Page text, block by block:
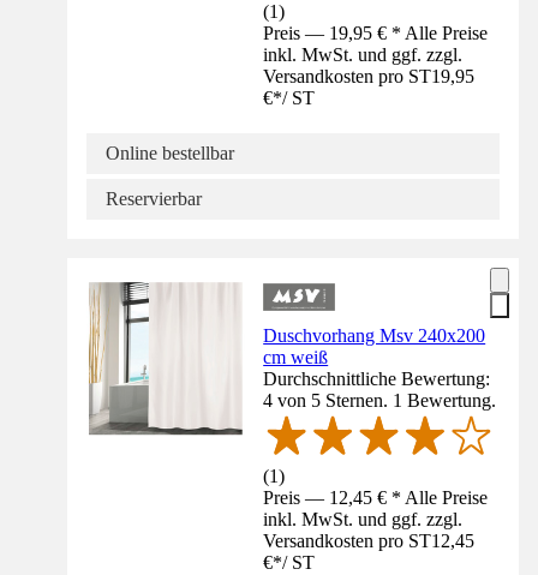
(1)
Preis — 19,95 € * Alle Preise
inkl. MwSt. und ggf. zzgl.
Versandkosten pro ST19,95
€*/ ST
Online bestellbar
Reservierbar
Duschvorhang Msv 240x200
cm weiß
Durchschnittliche Bewertung:
4 von 5 Sternen. 1 Bewertung.
(1)
Preis — 12,45 € * Alle Preise
inkl. MwSt. und ggf. zzgl.
Versandkosten pro ST12,45
€*/ ST